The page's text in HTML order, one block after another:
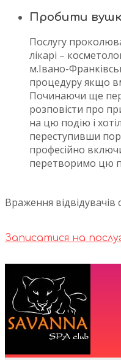
Пробити
Послугу
лікарі –
м.Івано-
процедуру якщо
Починаючи ще
розповісти про
на цю подію і
переступивши
професійно
перетворимо цю
Враження відвідувачів
Записатися на